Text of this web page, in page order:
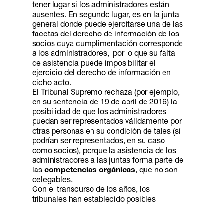
tener lugar si los administradores están
ausentes. En segundo lugar, es en la junta
general donde puede ejercitarse una de las
facetas del derecho de información de los
socios cuya cumplimentación corresponde
a los administradores, por lo que su falta
de asistencia puede imposibilitar el
ejercicio del derecho de información en
dicho acto.
El Tribunal Supremo rechaza (por ejemplo,
en su sentencia de 19 de abril de 2016) la
posibilidad de que los administradores
puedan ser representados válidamente por
otras personas en su condición de tales (sí
podrían ser representados, en su caso
como socios), porque la asistencia de los
administradores a las juntas forma parte de
lascompetencias orgánicas, que no son
delegables.
Con el transcurso de los años, los
tribunales han establecido posibles